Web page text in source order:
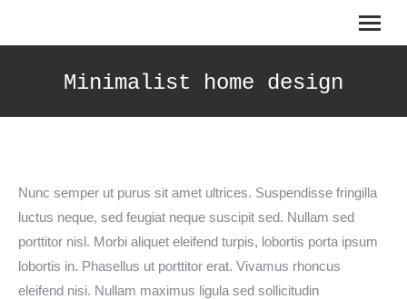
Search:
Minimalist home design
Nunc semper ut purus sit amet ultrices. Suspendisse fringilla
luctus neque, sed feugiat neque suscipit sed. Nullam sed
porttitor nisl. Morbi aliquet eleifend turpis, lobortis porta ipsum
lobortis in. Phasellus ut porttitor erat. Vivamus rhoncus
eleifend nisi. Nullam maximus ligula sed sollicitudin